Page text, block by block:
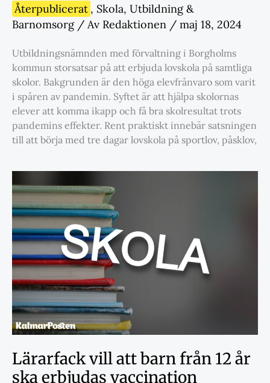
Återpublicerat , Skola, Utbildning &
Barnomsorg/ Av Redaktionen / maj 18, 2024
Utbildningsnämnden med förvaltning i Borgholms
kommun storsatsar på att erbjuda lovskola på samtliga
skolor. Bakgrunden är den höga elevfrånvaro som varit
i spåren av pandemin. Syftet är att hjälpa skolornas
elever att komma ikapp och få bra skolresultat trots
pandemins effekter. Rent praktiskt innebär satsningen
till att börja med tre dagar lovskola på sportlov, påsklov,
Lärarfack vill att barn från 12 år
ska erbjudas vaccination